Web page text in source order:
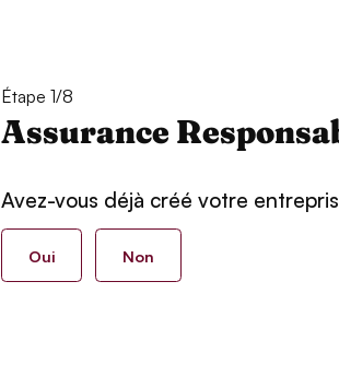
Étape 1/8
Assurance
Avez-vous déjà créé votre
Oui Non